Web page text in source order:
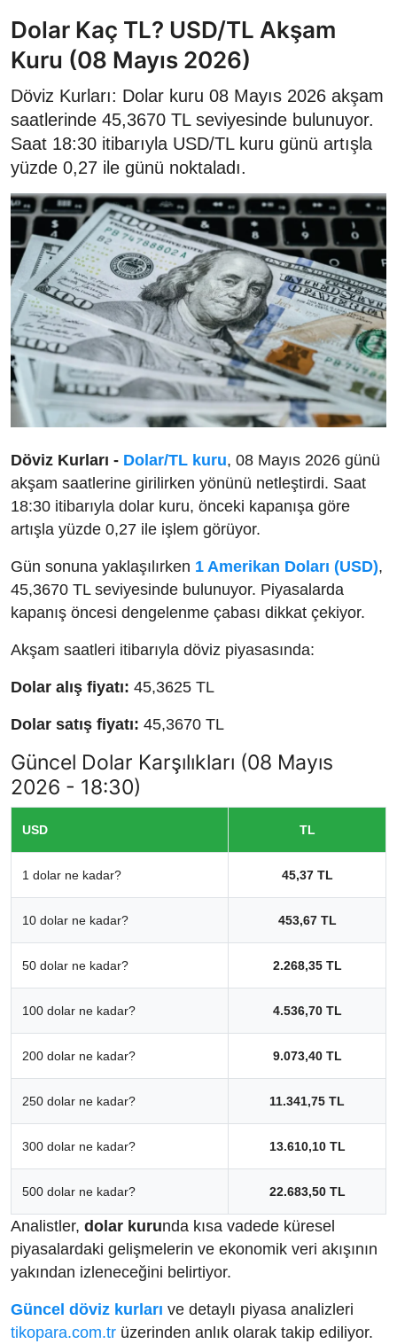
Dolar Kaç TL? USD/TL Akşam
Kuru (08 Mayıs 2026)
Döviz Kurları: Dolar kuru 08 Mayıs 2026 akşam
saatlerinde 45,3670 TL seviyesinde bulunuyor.
Saat 18:30 itibarıyla USD/TL kuru günü artışla
yüzde 0,27 ile günü noktaladı.
Döviz Kurları - Dolar/TL kuru, 08 Mayıs 2026 günü
akşam saatlerine girilirken yönünü netleştirdi. Saat
18:30 itibarıyla dolar kuru, önceki kapanışa göre
artışla yüzde 0,27 ile işlem görüyor.
Gün sonuna yaklaşılırken 1 Amerikan Doları (USD),
45,3670 TL seviyesinde bulunuyor. Piyasalarda
kapanış öncesi dengelenme çabası dikkat çekiyor.
Akşam saatleri itibarıyla döviz piyasasında:
Dolar alış fiyatı: 45,3625 TL
Dolar satış fiyatı: 45,3670 TL
Güncel Dolar Karşılıkları (08 Mayıs
2026 - 18:30)
USD TL
1 dolar ne kadar? 45,37 TL
10 dolar ne kadar? 453,67 TL
50 dolar ne kadar? 2.268,35 TL
100 dolar ne kadar? 4.536,70 TL
200 dolar ne kadar? 9.073,40 TL
250 dolar ne kadar? 11.341,75 TL
300 dolar ne kadar? 13.610,10 TL
500 dolar ne kadar? 22.683,50 TL
Analistler, dolar kurunda kısa vadede küresel
piyasalardaki gelişmelerin ve ekonomik veri akışının
yakından izleneceğini belirtiyor.
Güncel döviz kurları ve detaylı piyasa analizleri
tikopara.com.tr üzerinden anlık olarak takip ediliyor.